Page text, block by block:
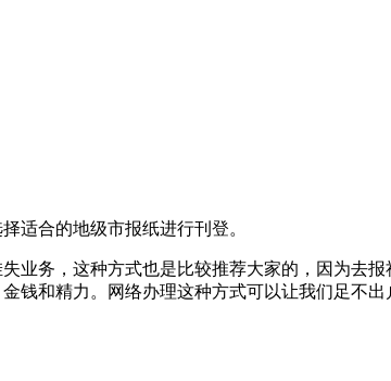
适合的地级市报纸进行刊登。
业务，这种方式也是比较推荐大家的，因为去
钱和精力。网络办理这种方式可以让我们足不出